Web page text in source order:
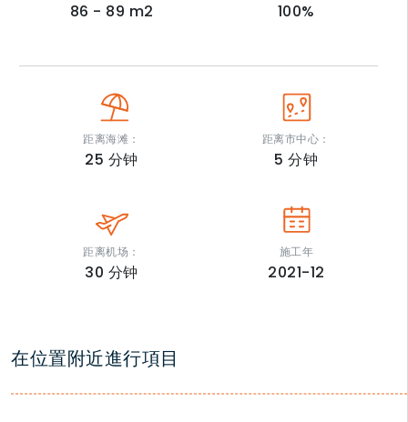
86 - 89 m2 100%
距离海滩：
25 分钟
距离市中心：
5分钟
距离机场：
30 分钟
施工年
2021-12
在位置附近進行項目